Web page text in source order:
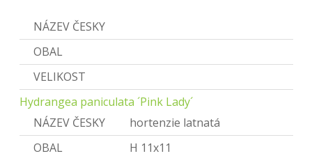
NÁZEV ČESKY
OBAL
VELIKOST
Hydrangea paniculata ´Pink Lady´
NÁZEV ČESKY
hortenzie latnatá
OBAL
H 11x11